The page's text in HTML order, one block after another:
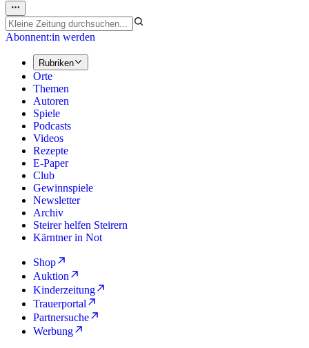
Abonnent:in werden
Rubriken
Orte
Themen
Autoren
Spiele
Podcasts
Videos
Rezepte
E-Paper
Club
Gewinnspiele
Newsletter
Archiv
Steirer helfen Steirern
Kärntner in Not
Shop
Auktion
Kinderzeitung
Trauerportal
Partnersuche
Werbung